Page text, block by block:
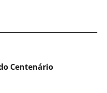
Centenário